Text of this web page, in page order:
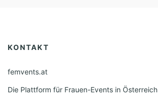
KONTAKT
femvents.at
Die Plattform für Frauen-Events in Österreich